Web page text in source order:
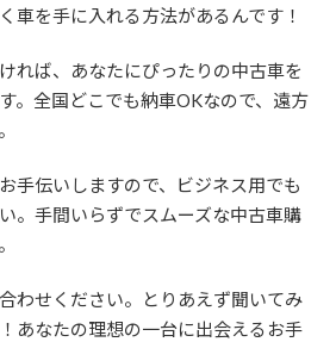
車を手に入れる方法があるんです！
れば、あなたにぴったりの中古車を
。全国どこでも納車OKなので、遠方
手伝いしますので、ビジネス用でも
。手間いらずでスムーズな中古車購
わせください。とりあえず聞いてみ
あなたの理想の一台に出会えるお手